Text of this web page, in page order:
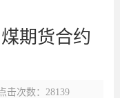
期货合约
击次数：28139